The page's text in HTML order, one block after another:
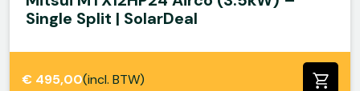
Single Split | SolarDeal
€ 495,00(incl. BTW)